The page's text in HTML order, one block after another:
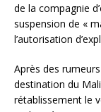
de la compagnie
suspension de «
l’autorisation
Après des
destination du
rétablissement le